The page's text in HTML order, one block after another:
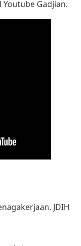
Gadjian.
. JDIH